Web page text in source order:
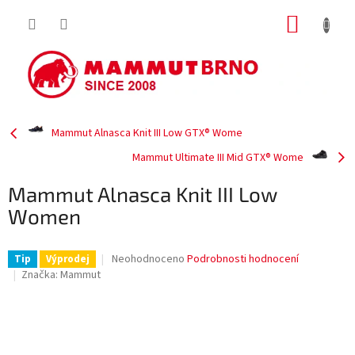
Mammut Alnasca Knit III Low GTX® Wome
Mammut Ultimate III Mid GTX® Wome
Mammut Alnasca Knit III Low
Women
Tip Výprodej
Průměrné
Neohodnoceno Podrobnosti hodnocení
Značka: Mammut